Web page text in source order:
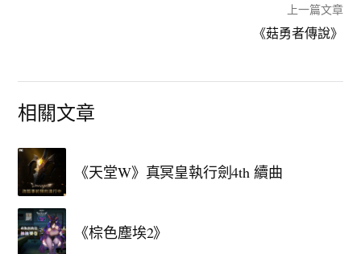
上一篇文章
《菇勇者傳說》
相關文章
《天堂W》真冥皇執行劍4th 續曲
《棕色塵埃2》